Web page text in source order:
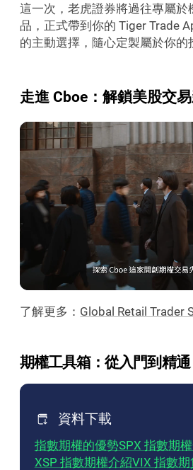
這一次，老虎證券將過往專屬於
品，正式帶到你的 Tiger Trade
的主動選擇，隨心定製屬於你的
走進 Cboe：解鎖美股交
了解更多： Global Retail Trader
期權工具箱：從入門到精通
資料下載
指數期權的優勢SPX 指數期
XSP 指數期權介紹VIX 指數